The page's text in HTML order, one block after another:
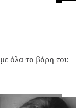
όλα τα βάρη του